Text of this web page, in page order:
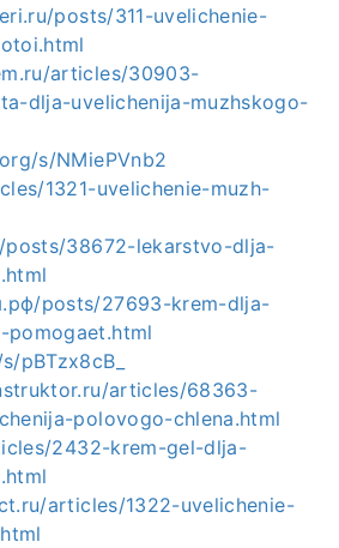
posts/311-uvelichenie-
articles/30903-
dlja-uvelichenija-muzhskogo-
s/NMiePVnb2
1321-uvelichenie-muzh-
38672-lekarstvo-dlja-
posts/27693-krem-dlja-
pomogaet.html
pBTzx8cB_
articles/68363-
polovogo-chlena.html
2432-krem-gel-dlja-
articles/1322-uvelichenie-